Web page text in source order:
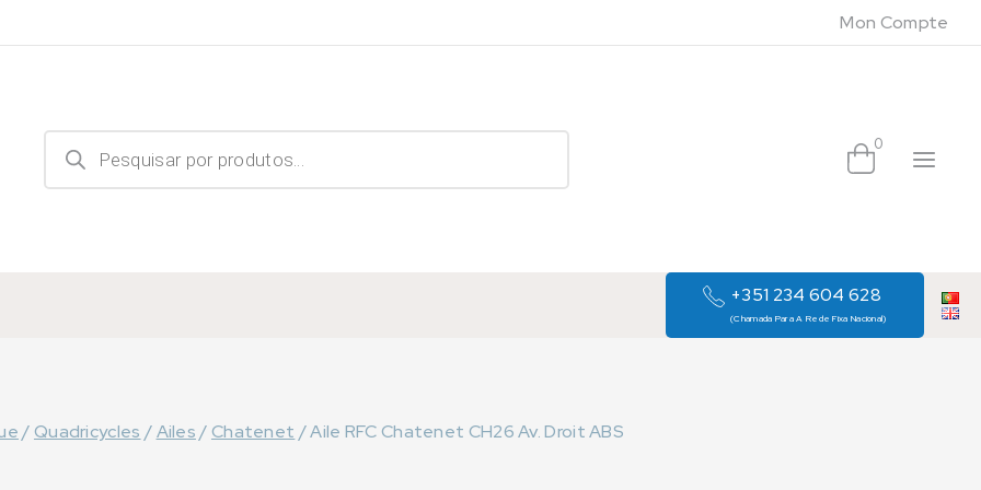
Mon Compte
Recherche
produits
0
+351 234 604 628
(Chamada Para A Rede Fixa Nacional)
/Quadricycles /Ailes /Chatenet /Aile RFC Chatenet CH26 Av. Droit ABS